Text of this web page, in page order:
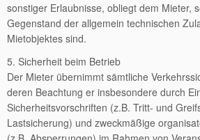
sonstiger Erlaubnisse, obliegt dem Mieter,
Gegenstand der allgemein technischen
Mietobjektes sind.
5. Sicherheit beim Betrieb
Der Mieter übernimmt sämtliche
deren Beachtung er insbesondere durch
Sicherheitsvorschriften (z.B. Tritt- und
Lastsicherung) und zweckmäßige